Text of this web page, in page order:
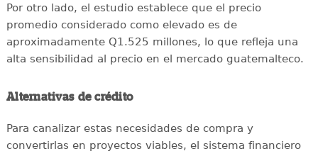
Por otro lado, el estudio establece que el precio
promedio considerado como elevado es de
aproximadamente Q1.525 millones, lo que refleja una
alta sensibilidad al precio en el mercado guatemalteco.
Alternativas de crédito
Para canalizar estas necesidades de compra y
convertirlas en proyectos viables, el sistema financiero